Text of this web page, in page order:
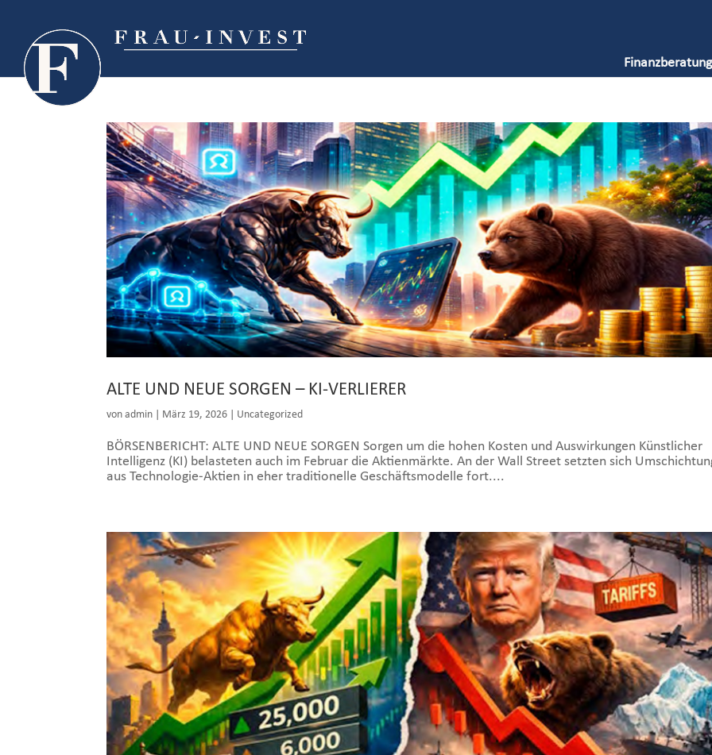
Finanzberatung
ALTE UND NEUE SORGEN – KI-VERLIERER
vonadmin März 19, 2026 Uncategorized
BÖRSENBERICHT: ALTE UND NEUE SORGEN Sorgen um die hohen Kosten und Auswirkungen Künstlicher
Intelligenz (KI) belasteten auch im Februar die Aktienmärkte. An der Wall Street setzten sich
aus Technologie-Aktien in eher traditionelle Geschäftsmodelle fort....